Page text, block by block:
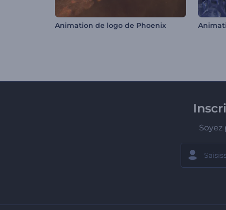
Animation de logo de Phoenix
Soyez